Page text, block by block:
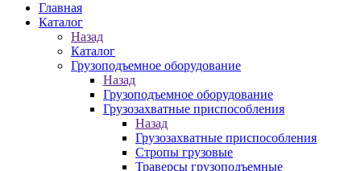
Главная
Каталог
Назад
Каталог
Грузоподъемное оборудование
Назад
Грузоподъемное оборудование
Грузозахватные приспособления
Назад
Грузозахватные приспособления
Стропы грузовые
Траверсы грузоподъемные